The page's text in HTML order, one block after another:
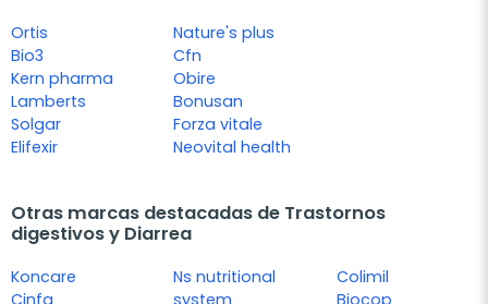
Ortis
Bio3
Kern pharma
Lamberts
Solgar
Elifexir
Nature's plus
Cfn
Obire
Bonusan
Forza vitale
Neovital health
Otras marcas destacadas de Trastornos
digestivos y Diarrea
Koncare
Cinfa
Ns nutritional
system
Colimil
Biocop